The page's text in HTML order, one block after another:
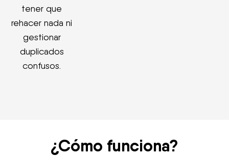
tener que
rehacer nada ni
gestionar
duplicados
confusos.
¿Cómo funciona?